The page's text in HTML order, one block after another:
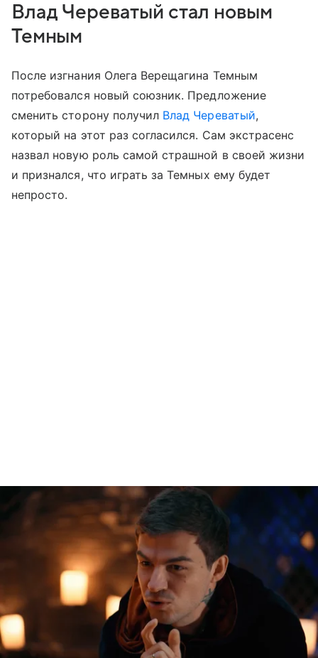
Влад Череватый стал новым
Темным
После изгнания Олега Верещагина Темным
потребовался новый союзник. Предложение
сменить сторону получил Влад Череватый,
который на этот раз согласился. Сам экстрасенс
назвал новую роль самой страшной в своей жизни
и признался, что играть за Темных ему будет
непросто.